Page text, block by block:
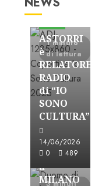
1 minuto
di lettura
Astorri News
ASTORRI
è
RELATORE
RADIO
di “IO
SONO
CULTURA”
14/06/2026
0
489
3 minuti
FREE
ASTORRI
a
MILANO